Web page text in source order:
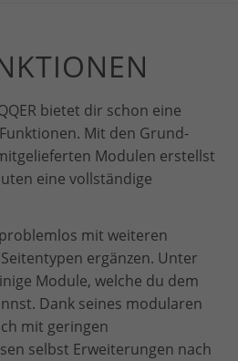
bietet dir schon eine
Mit den Grund-
Modulen erstellst
eine vollständige
mit weiteren
ergänzen. Unter
Module, welche du dem
Dank seines modularen
mit geringen
selbst Erweiterungen nach